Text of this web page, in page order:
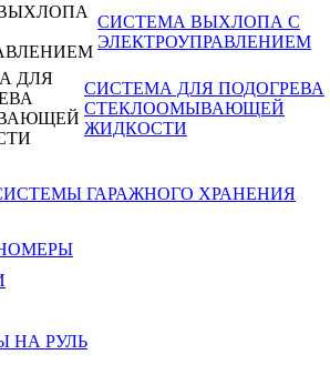
СИСТЕМА ВЫХЛОПА С
ЭЛЕКТРОУПРАВЛЕНИЕМ
СИСТЕМА ДЛЯ ПОДОГРЕВА
СТЕКЛООМЫВАЮЩЕЙ
ЖИДКОСТИ
ГАРАЖНОГО ХРАНЕНИЯ
НА РУЛЬ